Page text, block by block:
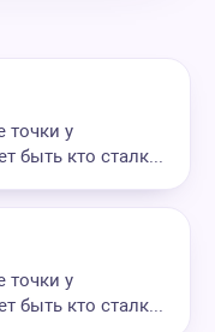
точки у
быть кто сталк...
точки у
быть кто сталк...